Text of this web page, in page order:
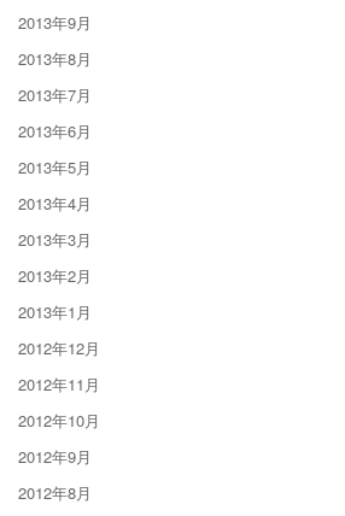
2013年9月
2013年8月
2013年7月
2013年6月
2013年5月
2013年4月
2013年3月
2013年2月
2013年1月
2012年12月
2012年11月
2012年10月
2012年9月
2012年8月